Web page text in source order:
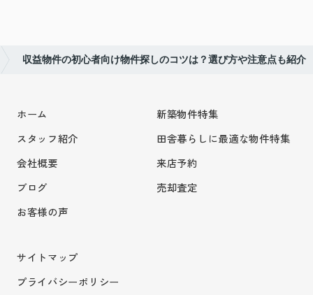
収益物件の初心者向け物件探しのコツは？選び方や注意点も紹介
ホーム
スタッフ紹介
会社概要
ブログ
お客様の声
新築物件特集
田舎暮らしに最適な物件特集
来店予約
売却査定
サイトマップ
プライバシーポリシー